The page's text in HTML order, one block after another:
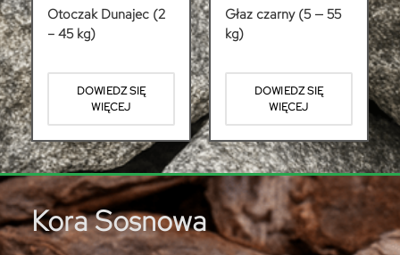
Otoczak Dunajec (2
– 45 kg)
DOWIEDZ SIĘ
WIĘCEJ
Głaz czarny (5 — 55
kg)
DOWIEDZ SIĘ
WIĘCEJ
Kora Sosnowa